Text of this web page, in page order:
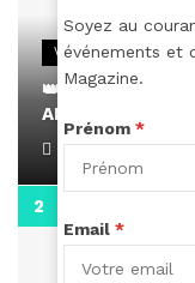
VIDEOS
👑
AMINA, le
April 1, 2022
Soyez au
événements et
Magazine.
Prénom *
Email *